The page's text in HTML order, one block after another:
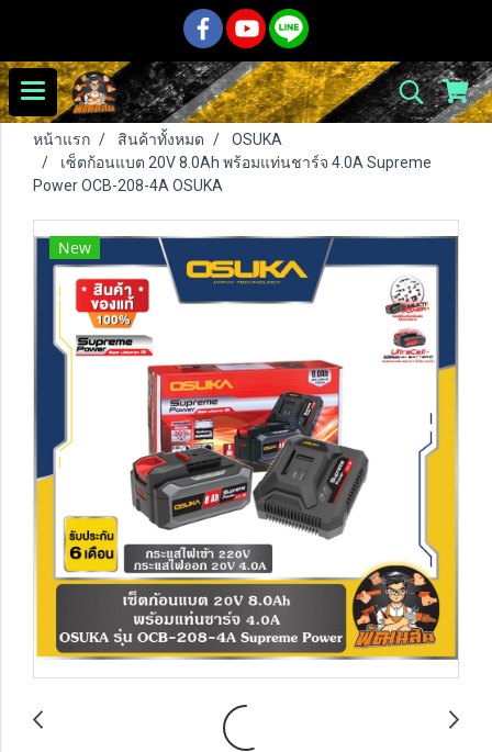
หน้าแรก สินค้าทั้งหมด
OSUKA
เซ็ตก้อนแบต 20V 8.0Ah พร้อมแท่นชาร์จ 4.0A Supreme
Power OCB-208-4A OSUKA
New